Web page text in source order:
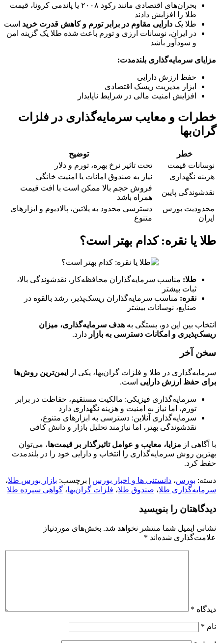
بحران‌های اقتصادی مانند رکود ۲۰۰۸ یا پاندمی کرونا، قیمت
طلا را افزایش دادند
طلا یک دارایی مقاوم در برابر تورم و کاهش قدرت خرید است
در ایران، نوسانات ارزی و تورم باعث شده طلا یک گزینه امن
و سودآور باشد
مزایای سرمایه‌گذاری بلندمدت:
حفظ ارزش دارایی
ابزار مدیریت ریسک اقتصادی
افزایش امنیت مالی در شرایط ناپایدار
خطرات و معایب سرمایه‌گذاری در فلزات
گران‌بها
خطر
توضیح
نوسانات قیمت
تحت تاثیر نرخ بهره، تورم و دلار
هزینه نگهداری
نیاز به صندوق امانات یا امنیت خانگی
نقدشوندگی پایین
فروش حجم بالا ممکن است با افت قیمت
همراه باشد
محدودیت بورس
ایران
دسترسی محدود به پلاتین، پالادیوم و ابزارهای
متنوع
طلا یا نقره: کدام بهتر است؟
طلا: مناسب سرمایه‌گذاران محافظه‌کار، نقدشوندگی بالا،
ثبات بیشتر
نقره: مناسب سرمایه‌گذاران ریسک‌پذیر، رشد بالقوه در
صنایع، نوسانات بیشتر
انتخاب بین این دو، بستگی به هدف سرمایه‌گذاری، میزان
ریسک‌پذیری و امکانات دسترسی به بازار دارد.
سخن آخر
سرمایه‌گذاری در طلا و فلزات گران‌بها، یکی از
ایمن‌ترین روش‌ها
برای حفظ ارزش دارایی است.
سرمایه‌گذاری فیزیکی: مالکیت مستقیم، حفاظت در برابر
تورم، اما نیاز به امنیت و هزینه نگهداری دارد
سرمایه‌گذاری آنلاین: دسترسی به ابزارهای متنوع،
نقدشوندگی بهتر، اما نیازمند تحلیل بازار و دانش کافی
با آگاهی از مزایا، معایب و عوامل تاثیرگذار بر قیمت‌ها، می‌توان
بهترین روش سرمایه‌گذاری را انتخاب و دارایی خود را در بلندمدت
حفظ کرد.
دسته: بورس، دانستنی ها و اخبار بورس | برچسب: بازار بورس طلا،
سرمایه‌گذاری طلا، صندوق‌ طلا، فلزات گران‌بها، گواهی سپرده طلا
دیدگاهتان را بنویسید
نشانی ایمیل شما منتشر نخواهد شد. بخش‌های موردنیاز
علامت‌گذاری شده‌اند *
دیدگاه *
نام *